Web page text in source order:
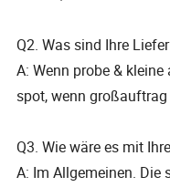
Q2. Was sind Ihre
A: Wenn probe &
spot, wenn
Q3. Wie wäre es mit
A: Im Allgemeinen. Die